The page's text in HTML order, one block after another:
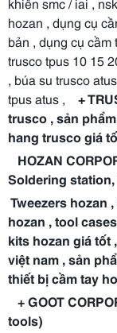
hozan , dụng cụ
bản , dụng cụ cầm
trusco tpus 10 15
, búa su trusco
tpus atus , +
trusco , sản
hang trusco giá
HOZAN
Soldering station
Tweezers hozan
hozan , tool
kits hozan giá tốt
việt nam , sản
thiết bị cầm tay
+GOOT
tools)